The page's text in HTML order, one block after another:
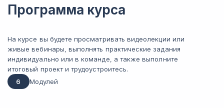
Программа курса
На курсе вы будете просматривать видеолекции или
живые вебинары, выполнять практические задания
индивидуально или в команде, а также выполните
итоговый проект и трудоустроитесь.
6
Модулей